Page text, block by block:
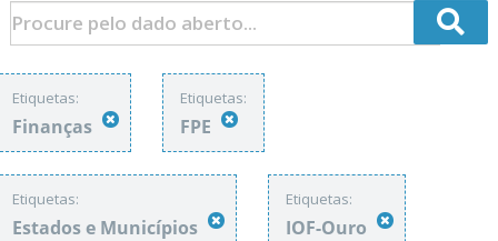
Etiquetas:
Finanças
Etiquetas:
FPE
Etiquetas:
Estados e Municípios
Etiquetas:
IOF-Ouro